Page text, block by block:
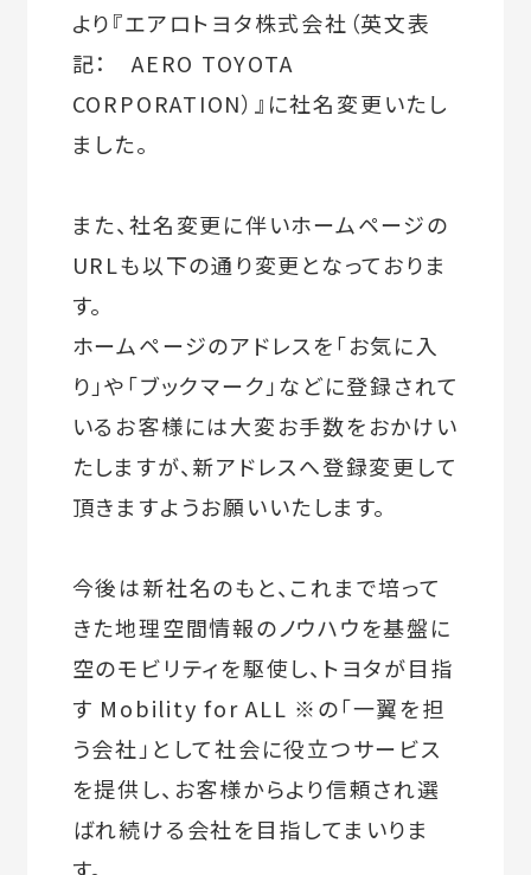
より『エアロトヨタ株式会社（英文表
記： AERO TOYOTA
CORPORATION）』に社名変更いたし
ました。
また、社名変更に伴いホームページの
URLも以下の通り変更となっておりま
す。
ホームページのアドレスを「お気に入
り」や「ブックマーク」などに登録されて
いるお客様には大変お手数をおかけい
たしますが、新アドレスへ登録変更して
頂きますようお願いいたします。
今後は新社名のもと、これまで培って
きた地理空間情報のノウハウを基盤に
空のモビリティを駆使し、トヨタが目指
す Mobility for ALL ※の「一翼を担
う会社」として社会に役立つサービス
を提供し、お客様からより信頼され選
ばれ続ける会社を目指してまいりま
す。